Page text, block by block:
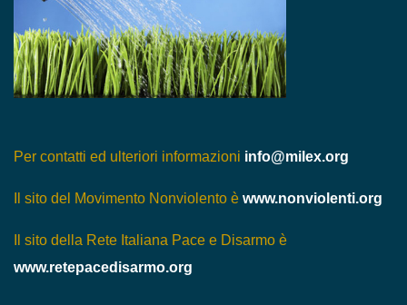
Per contatti ed ulteriori informazioni info@milex.org
Il sito del Movimento Nonviolento è www.nonviolenti.org
Il sito della Rete Italiana Pace e Disarmo è
www.retepacedisarmo.org